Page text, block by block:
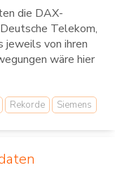
die DAX-
Telekom,
jeweils von ihren
wäre hier
Rekorde Siemens